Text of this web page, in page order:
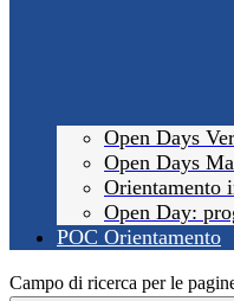
Open Days
Open Days
Orientamento
Open Day:
POC Orientamento
Campo di ricerca per le